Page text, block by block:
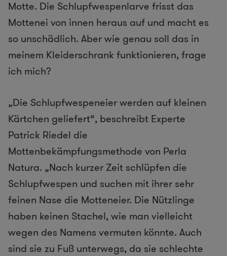
Motte. Die Schlupfwespenlarve frisst das
Mottenei von innen heraus auf und macht es
so unschädlich. Aber wie genau soll das in
meinem Kleiderschrank funktionieren, frage
ich mich?
„Die Schlupfwespeneier werden auf kleinen
Kärtchen geliefert“, beschreibt Experte
Patrick Riedel die
Mottenbekämpfungsmethode von Perla
Natura. „Nach kurzer Zeit schlüpfen die
Schlupfwespen und suchen mit ihrer sehr
feinen Nase die Motteneier. Die Nützlinge
haben keinen Stachel, wie man vielleicht
wegen des Namens vermuten könnte. Auch
sind sie zu Fuß unterwegs, da sie schlechte